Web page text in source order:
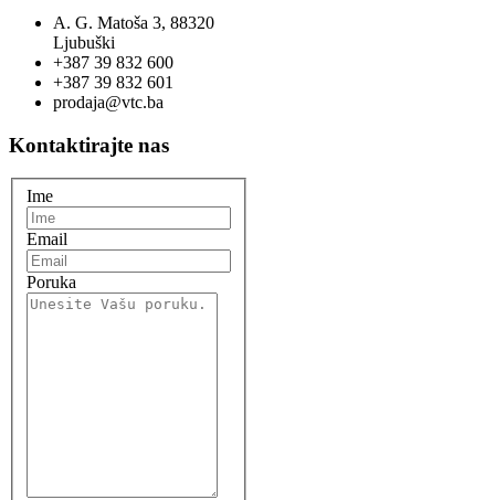
A. G. Matoša 3, 88320
Ljubuški
+387 39 832 600
+387 39 832 601
prodaja@vtc.ba
Kontaktirajte nas
Ime
Email
Poruka